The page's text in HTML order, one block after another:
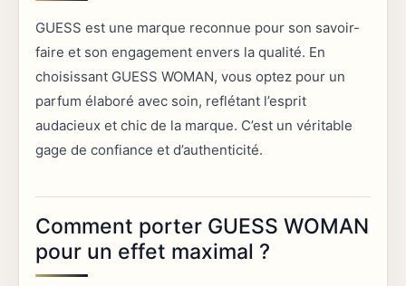
GUESS est une marque reconnue pour son savoir-
faire et son engagement envers la qualité. En
choisissant GUESS WOMAN, vous optez pour un
parfum élaboré avec soin, reflétant l’esprit
audacieux et chic de la marque. C’est un véritable
gage de confiance et d’authenticité.
Comment porter GUESS WOMAN
pour un effet maximal ?